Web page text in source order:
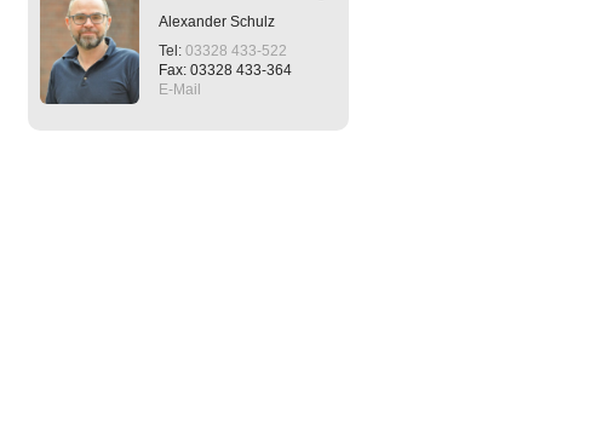
AlexanderSchulz
Tel: 03328 433-522
Fax: 03328 433-364
E-Mail